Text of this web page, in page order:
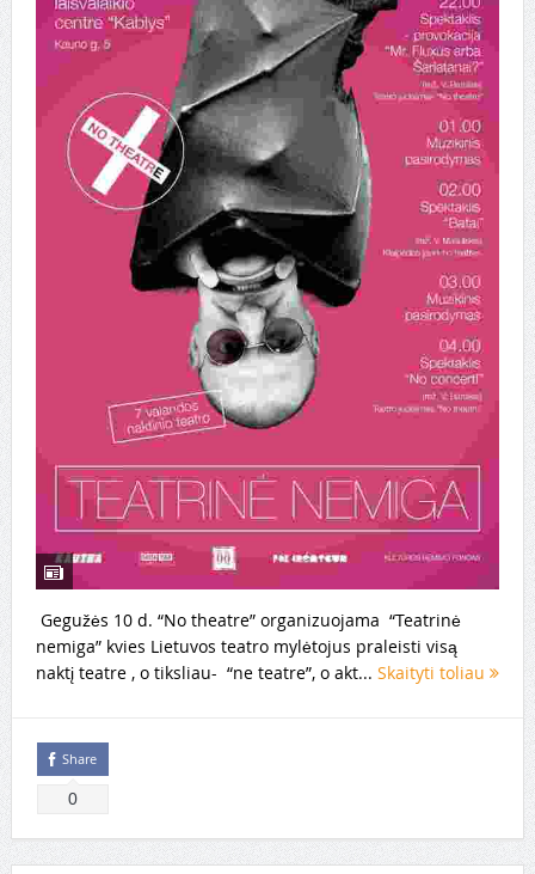
Gegužės 10 d. “No theatre” organizuojama “Teatrinė
nemiga” kvies Lietuvos teatro mylėtojus praleisti visą
naktį teatre , o tiksliau- “ne teatre”, o akt... Skaityti toliau
Share
0